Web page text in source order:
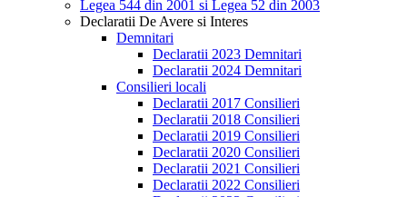
Legea 544 din 2001 si Legea 52 din 2003
Declaratii De Avere si Interes
Demnitari
Declaratii 2023 Demnitari
Declaratii 2024 Demnitari
Consilieri locali
Declaratii 2017 Consilieri
Declaratii 2018 Consilieri
Declaratii 2019 Consilieri
Declaratii 2020 Consilieri
Declaratii 2021 Consilieri
Declaratii 2022 Consilieri